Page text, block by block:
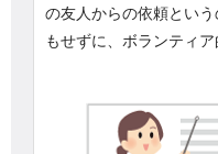
の友人からの依頼とい
もせずに、ボランティ